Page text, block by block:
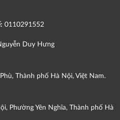
0110291552
Duy Hưng
Thành phố Hà Nội, Việt Nam.
Phường Yên Nghĩa, Thành phố Hà